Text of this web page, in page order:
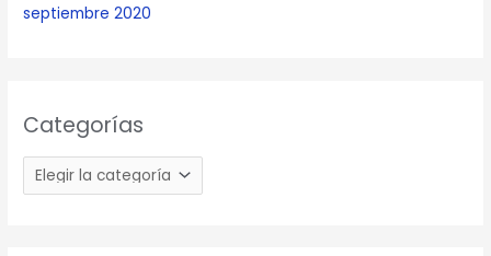
septiembre 2020
Categorías